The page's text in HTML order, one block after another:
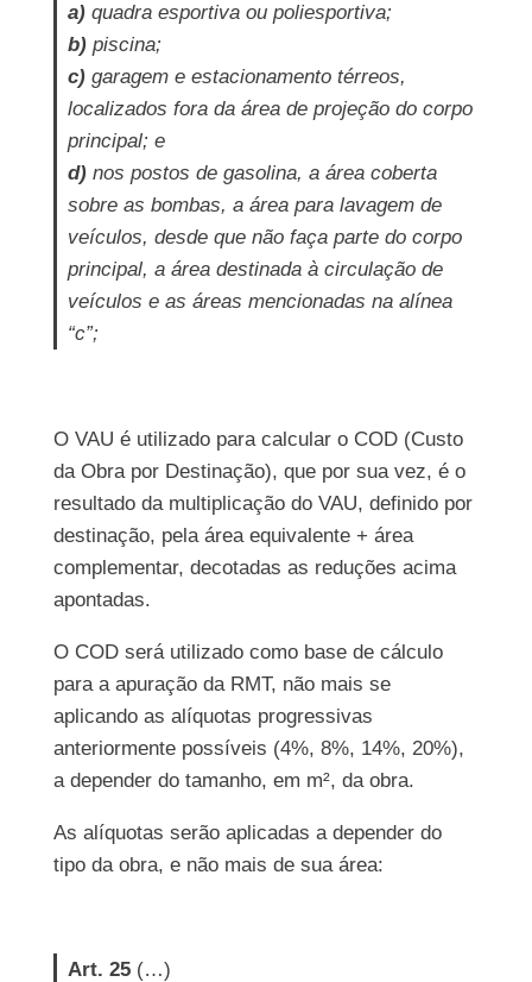
a) quadra esportiva ou poliesportiva;
b) piscina;
c)garagem e estacionamento térreos,
localizados fora da área de projeção do corpo
principal; e
d) nos postos de gasolina, a área coberta
sobre as bombas, a área para lavagem de
veículos, desde que não faça parte do corpo
principal, a área destinada à circulação de
veículos e as áreas mencionadas na alínea
“c”;
O VAU é utilizado para calcular o COD (Custo
da Obra por Destinação), que por sua vez, é o
resultado da multiplicação do VAU, definido por
destinação, pela área equivalente + área
complementar, decotadas as reduções acima
apontadas.
O COD será utilizado como base de cálculo
para a apuração da RMT, não mais se
aplicando as alíquotas progressivas
anteriormente possíveis (4%, 8%, 14%, 20%),
a depender do tamanho, em m², da obra.
As alíquotas serão aplicadas a depender do
tipo da obra, e não mais de sua área:
Art. 25 (…)